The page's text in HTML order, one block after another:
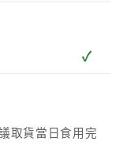
✓
取貨當日食用完